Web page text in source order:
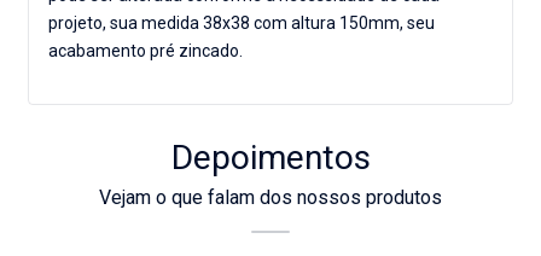
projeto, sua medida 38x38 com altura 150mm, seu
acabamento pré zincado.
Depoimentos
Vejam o que falam dos nossos produtos